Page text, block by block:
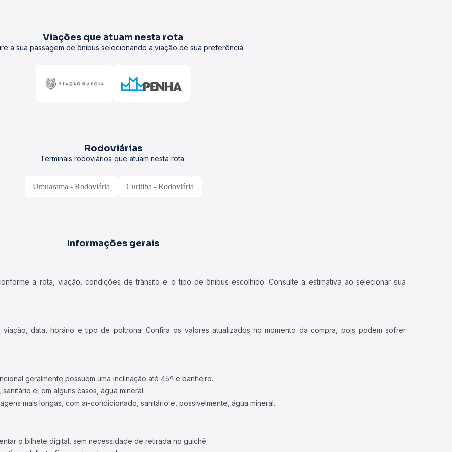
Viações que atuam nesta rota
a sua passagem de ônibus selecionando a viação de sua preferência.
Rodoviárias
Terminais rodoviários que atuam nesta rota.
Umuarama - Rodoviária Curitiba - Rodoviária
Informações gerais
a rota, viação, condições de trânsito e o tipo de ônibus escolhido. Consulte a estimativa ao selecionar sua
data, horário e tipo de poltrona. Confira os valores atualizados no momento da compra, pois podem sofrer
geralmente possuem uma inclinação até 45º e banheiro.
e, em alguns casos, água mineral.
mais longas, com ar-condicionado, sanitário e, possivelmente, água mineral.
o bilhete digital, sem necessidade de retirada no guichê.